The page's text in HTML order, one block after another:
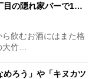
目の隠れ家バーで1…
飲むお酒にはまた格
竹…
めろう」や「キヌカツ